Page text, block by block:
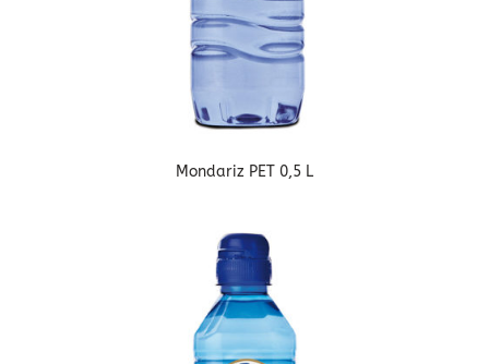
Mondariz PET 0,5 L